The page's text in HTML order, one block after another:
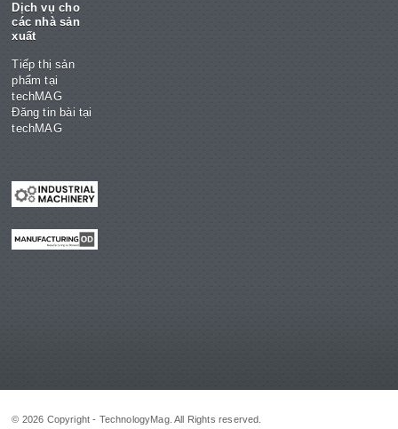
Dịch vụ cho
các nhà sản
xuất
Tiếp thị sản
phẩm tại
techMAG
Đăng tin bài tại
techMAG
© 2026 Copyright - TechnologyMag. All Rights reserved.